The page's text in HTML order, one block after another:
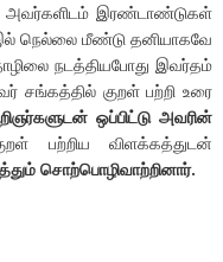
அவர்களிடம் இரண்டாண்டுகள்
நெல்லை மீண்டு தனியாகவே
நடத்தியபோது இவர்தம்
சங்கத்தில் குறள் பற்றி உரை
ஒப்பிட்டு அவரின்
பற்றிய விளக்கத்துடன்
சொற்பொழிவாற்றினார்.